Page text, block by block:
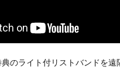
のライト付リストバンドを遠